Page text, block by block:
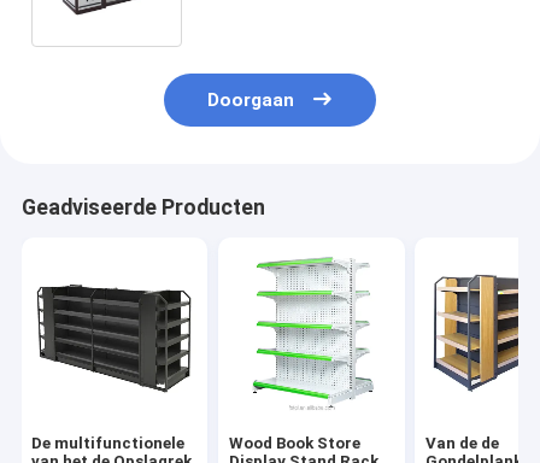
Doorgaan
Geadviseerde Producten
De multifunctionele
Wood Book Store
Van de de